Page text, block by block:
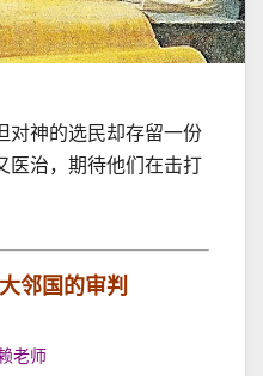
对神的选民却存留一份
医治，期待他们在击打
邻国的审判
老师